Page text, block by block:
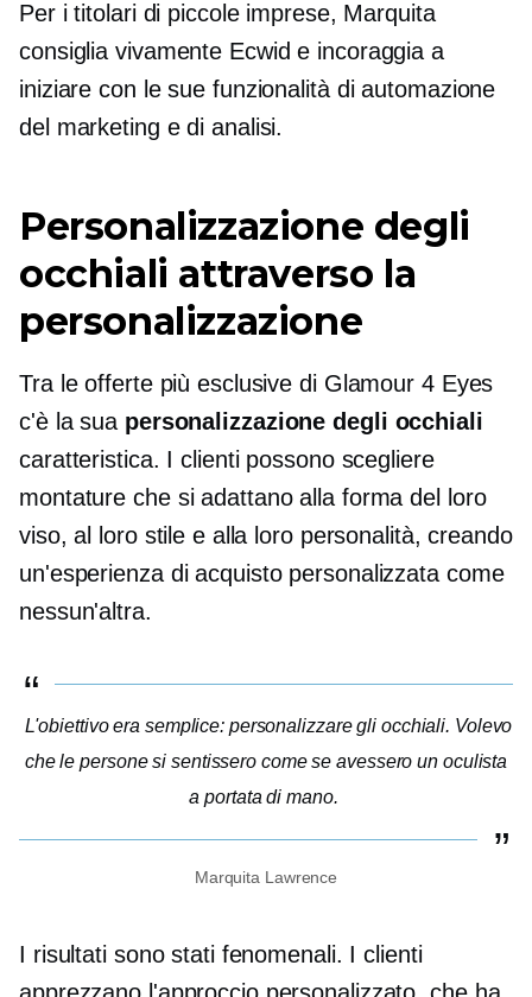
Per i titolari di piccole imprese, Marquita
consiglia vivamente Ecwid e incoraggia a
iniziare con le sue funzionalità di automazione
del marketing e di analisi.
Personalizzazione degli
occhiali attraverso la
personalizzazione
Tra le offerte più esclusive di Glamour 4 Eyes
c'è la sua personalizzazione degli occhiali
caratteristica. I clienti possono scegliere
montature che si adattano alla forma del loro
viso, al loro stile e alla loro personalità, creando
un'esperienza di acquisto personalizzata come
nessun'altra.
L'obiettivo era semplice: personalizzare gli occhiali. Volevo
che le persone si sentissero come se avessero un oculista
a portata di mano.
Marquita Lawrence
I risultati sono stati fenomenali. I clienti